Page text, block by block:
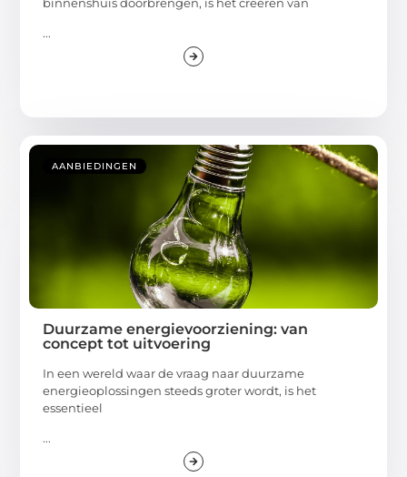
...
AANBIEDINGEN
Duurzame energievoorziening: van
concept tot uitvoering
In een wereld waar de vraag naar duurzame
energieoplossingen steeds groter wordt, is het
essentieel
...